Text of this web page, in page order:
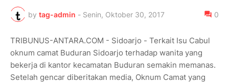
by tag-admin - Senin, Oktober 30, 2017 0
TRIBUNUS-ANTARA.COM - Sidoarjo - Terkait Isu Cabul
oknum camat Buduran Sidoarjo terhadap wanita yang
bekerja di kantor kecamatan Buduran semakin memanas.
Setelah gencar diberitakan media, Oknum Camat yang